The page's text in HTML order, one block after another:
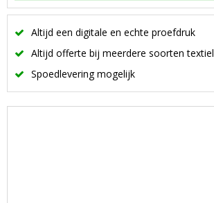
Altijd een digitale en echte proefdruk
Altijd offerte bij meerdere soorten textiel
Spoedlevering mogelijk